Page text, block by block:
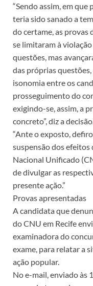
“Sendo assim, em que
teria sido sanado a
do certame, as provas
se limitaram à
questões, mas
das próprias
isonomia entre os
prosseguimento do
exigindo-se, assim, a
concreto”, diz a
“Ante o exposto,
suspensão dos
Nacional Unificado
de divulgar as
presente ação.”
Provas apresentadas
A candidata que
do CNU em Recife
examinadora do
exame, para relatar a
ação popular.
No e-mail, enviado às